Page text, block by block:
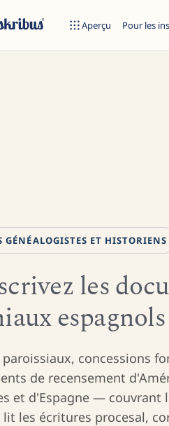
Aperçu Pour les
GÉNÉALOGISTES ET HISTORIENS
les
paroissiaux, concessions
de recensement
et d'Espagne — couvrant
lit les écritures procesal,